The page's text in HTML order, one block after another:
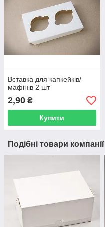
Вставка для капкейків/
мафінів 2 шт
2,90 ₴
Купити
Подібні товари компанії